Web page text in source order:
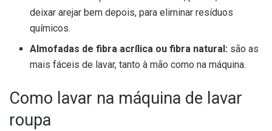
deixar arejar bem depois, para eliminar resíduos
químicos.
Almofadas de fibra acrílica ou fibra natural: são as
mais fáceis de lavar, tanto à mão como na máquina.
Como lavar na máquina de lavar
roupa